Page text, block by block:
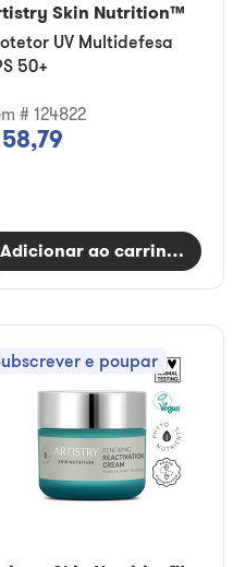
Skin Nutrition™
UV Multidefesa
50+
# 124822
Adicionar ao carrinho
e poupar